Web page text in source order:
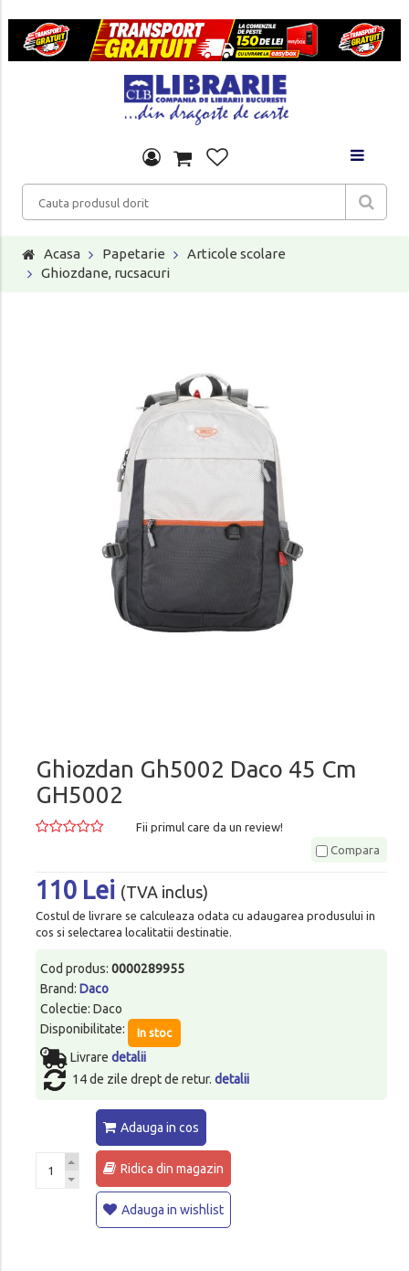
Acasa Papetarie
Articole scolare
Ghiozdane, rucsacuri
Ghiozdan Gh5002 Daco 45 Cm
GH5002
Fii primul care da un review!
Compara
110 Lei (TVA inclus)
Costul de livrare se calculeaza odata cu adaugarea produsului in
cos si selectarea localitatii destinatie.
Cod produs: 0000289955
Brand: Daco
Colectie: Daco
Disponibilitate:
In stoc
Livrare detalii
14 de zile drept de retur. detalii
Adauga in cos
Ridica din magazin
Adauga in wishlist